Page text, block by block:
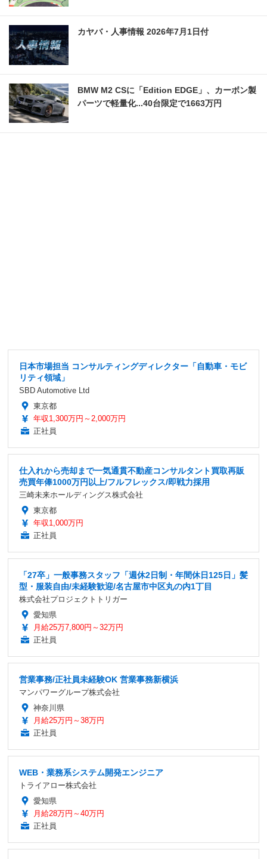
カヤバ・人事情報 2026年7月1日付
BMW M2 CSに「Edition EDGE」、カーボン製
パーツで軽量化...40台限定で1663万円
日本市場担当 コンサルティングディレクター「自動車・モビ
リティ領域」
SBD Automotive Ltd
東京都
年収1,300万円～2,000万円
正社員
仕入れから売却まで一気通貫不動産コンサルタント買取再販
売買年俸1000万円以上/フルフレックス/即戦力採用
三崎未来ホールディングス株式会社
東京都
年収1,000万円
正社員
「27卒」一般事務スタッフ「週休2日制・年間休日125日」髪
型・服装自由/未経験歓迎/名古屋市中区丸の内1丁目
株式会社プロジェクトトリガー
愛知県
月給25万7,800円～32万円
正社員
営業事務/正社員未経験OK 営業事務新横浜
マンパワーグループ株式会社
神奈川県
月給25万円～38万円
正社員
WEB・業務系システム開発エンジニア
トライアロー株式会社
愛知県
月給28万円～40万円
正社員